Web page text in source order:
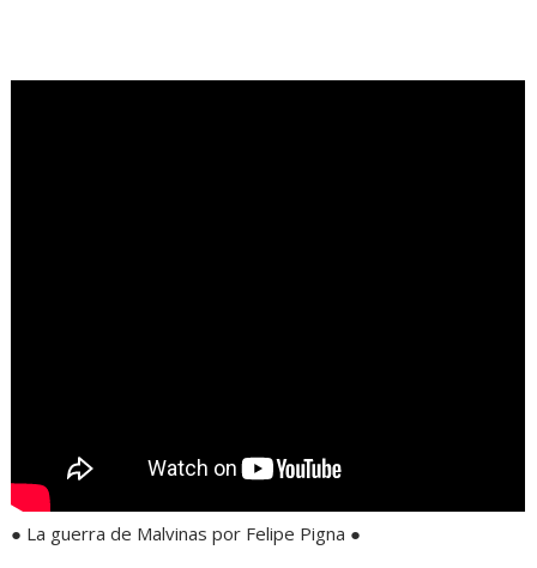
● La guerra de Malvinas por Felipe Pigna ●